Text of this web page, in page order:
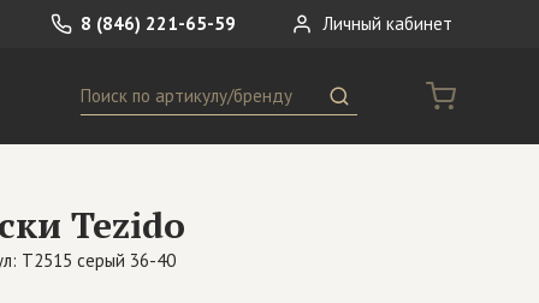
8 (846) 221-65-59 Личный кабинет
Другое
Поиск
Tezido
T2515 серый 36-40